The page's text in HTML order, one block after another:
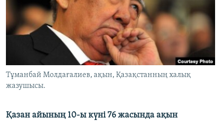
ЖАЗЫЛЫҢЫЗ
Басқа тілдерде
Тұманбай Молдағалиев, ақын, Қазақстанның халық
жазушысы.
Қазан айының 10-ы күні 76 жасында ақын